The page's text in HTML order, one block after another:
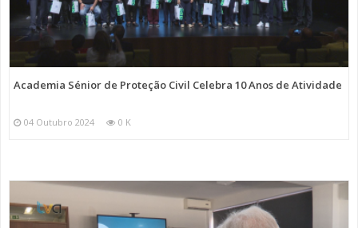
Academia Sénior de Proteção Civil Celebra 10 Anos de Atividade
04 Outubro 2024 0 K